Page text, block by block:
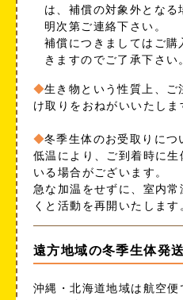
は、補償の対象外となる
明次第ご連絡下さい。
補償につきましてはご購
きますのでご了承下さい
生き物という性質上、
け取りをおねがいいたしま
冬季生体のお受取りにつ
低温により、ご到着時に
いる場合がございます。
急な加温をせずに、室内
くと活動を再開いたします
遠方地域の冬季生体発
沖縄・北海道地域は航空